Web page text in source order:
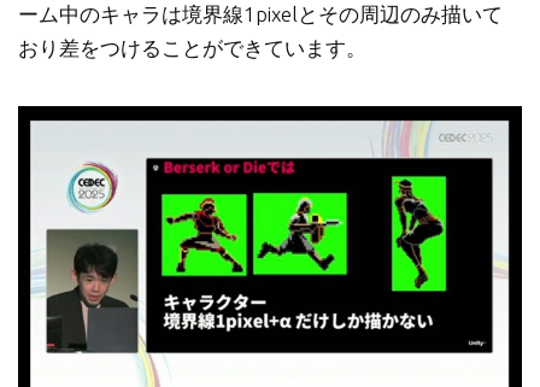
ーム中のキャラは境界線1pixelとその周辺のみ描いて
おり差をつけることができています。